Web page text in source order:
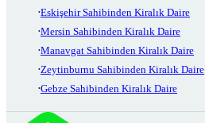
Eskişehir Sahibinden Kiralık Daire
Mersin Sahibinden Kiralık Daire
Manavgat Sahibinden Kiralık Daire
Zeytinburnu Sahibinden Kiralık Daire
Gebze Sahibinden Kiralık Daire